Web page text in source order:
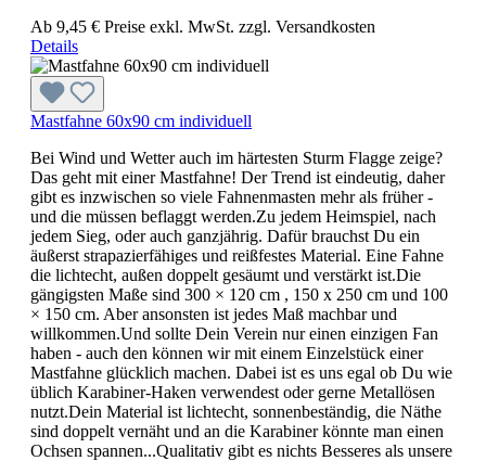
Ab 9,45 € Preise exkl. MwSt. zzgl. Versandkosten
Details
Mastfahne 60x90 cm individuell
Bei Wind und Wetter auch im härtesten Sturm Flagge zeige?
Das geht mit einer Mastfahne! Der Trend ist eindeutig, daher
gibt es inzwischen so viele Fahnenmasten mehr als früher -
und die müssen beflaggt werden.Zu jedem Heimspiel, nach
jedem Sieg, oder auch ganzjährig. Dafür brauchst Du ein
äußerst strapazierfähiges und reißfestes Material. Eine Fahne
die lichtecht, außen doppelt gesäumt und verstärkt ist.Die
gängigsten Maße sind 300 × 120 cm , 150 x 250 cm und 100
× 150 cm. Aber ansonsten ist jedes Maß machbar und
willkommen.Und sollte Dein Verein nur einen einzigen Fan
haben - auch den können wir mit einem Einzelstück einer
Mastfahne glücklich machen. Dabei ist es uns egal ob Du wie
üblich Karabiner-Haken verwendest oder gerne Metallösen
nutzt.Dein Material ist lichtecht, sonnenbeständig, die Näthe
sind doppelt vernäht und an die Karabiner könnte man einen
Ochsen spannen...Qualitativ gibt es nichts Besseres als unsere